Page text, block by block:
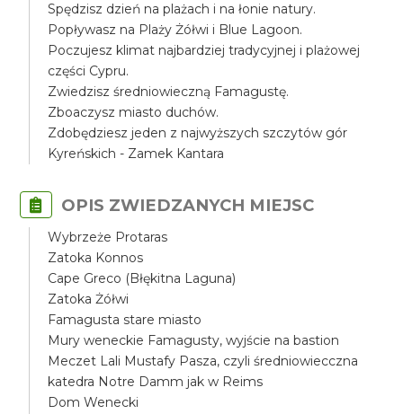
Spędzisz dzień na plażach i na łonie natury.
Popływasz na Plaży Żółwi i Blue Lagoon.
Poczujesz klimat najbardziej tradycyjnej i plażowej
części Cypru.
Zwiedzisz średniowieczną Famagustę.
Zboaczysz miasto duchów.
Zdobędziesz jeden z najwyższych szczytów gór
Kyreńskich - Zamek Kantara
OPIS ZWIEDZANYCH MIEJSC
Wybrzeże Protaras
Zatoka Konnos
Cape Greco (Błękitna Laguna)
Zatoka Żółwi
Famagusta stare miasto
Mury weneckie Famagusty, wyjście na bastion
Meczet Lali Mustafy Pasza, czyli średniowiecczna
katedra Notre Damm jak w Reims
Dom Wenecki